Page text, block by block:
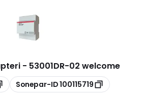
- 53001DR-02 welcome
Kopioi
Sonepar-ID100115719